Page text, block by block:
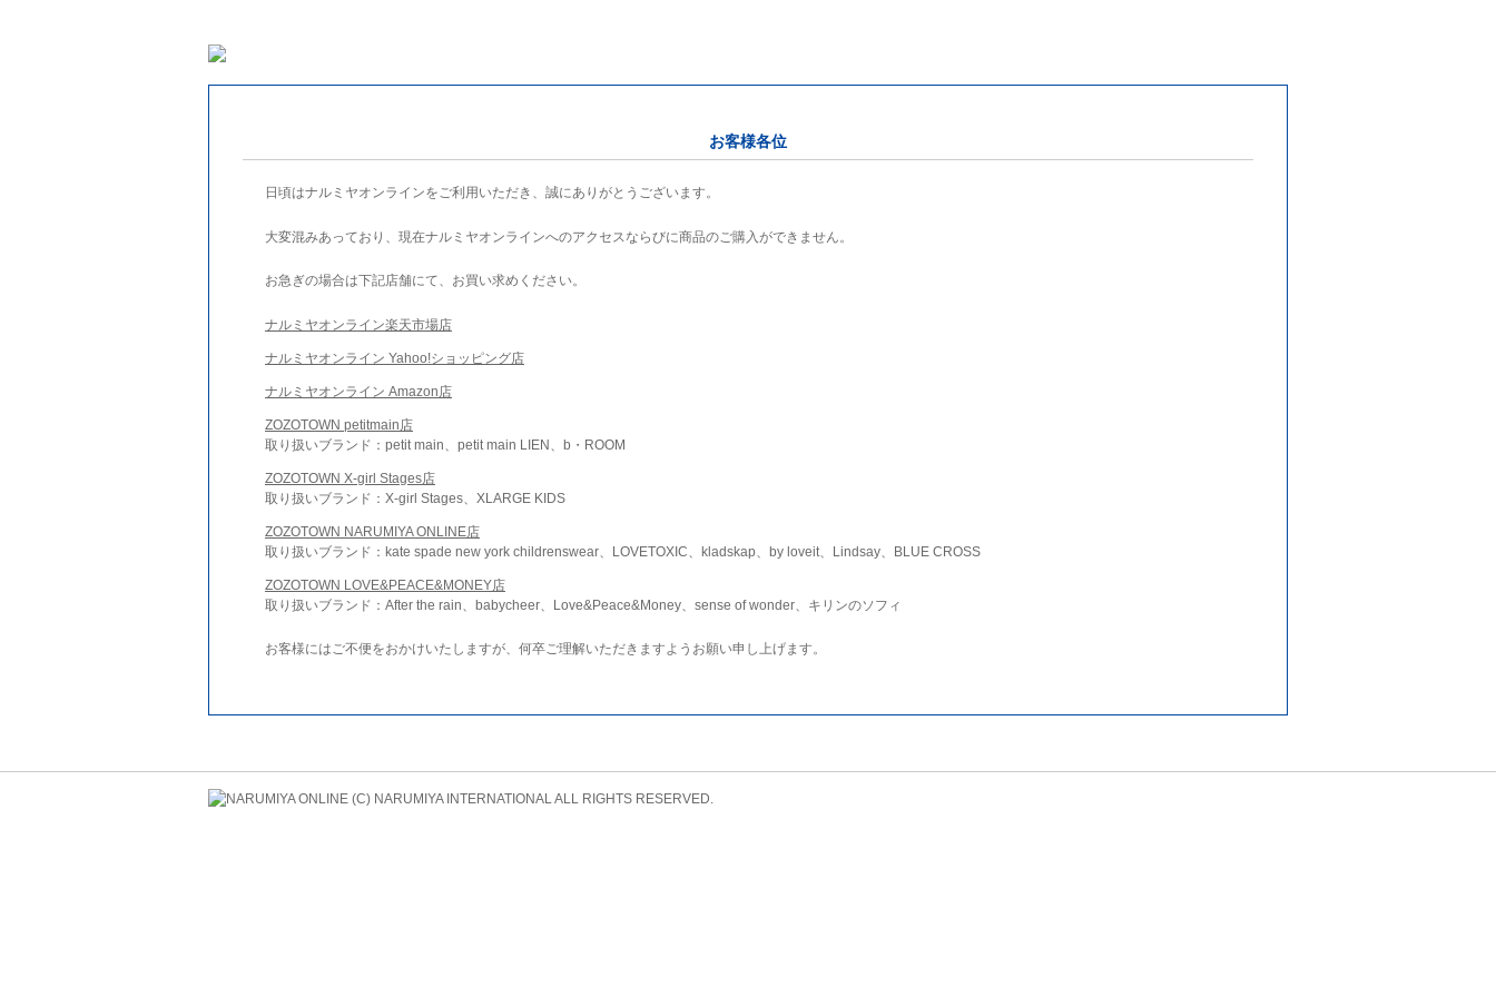
お客様各位
日頃はナルミヤオンラインをご利用いただき、誠にありがとうございます。
大変混みあっており、現在ナルミヤオンラインへのアクセスならびに商品のご購入ができません。
お急ぎの場合は下記店舗にて、お買い求めください。
ナルミヤオンライン楽天市場店
ナルミヤオンライン Yahoo!ショッピング店
ナルミヤオンライン Amazon店
ZOZOTOWN petitmain店
取り扱いブランド：petit main、petit main LIEN、b・ROOM
ZOZOTOWN X-girl Stages店
取り扱いブランド：X-girl Stages、XLARGE KIDS
ZOZOTOWN NARUMIYA ONLINE店
取り扱いブランド：kate spade new york childrenswear、LOVETOXIC、kladskap、by loveit、Lindsay、BLUE CROSS
ZOZOTOWN LOVE&PEACE&MONEY店
取り扱いブランド：After the rain、babycheer、Love&Peace&Money、sense of wonder、キリンのソフィ
お客様にはご不便をおかけいたしますが、何卒ご理解いただきますようお願い申し上げます。